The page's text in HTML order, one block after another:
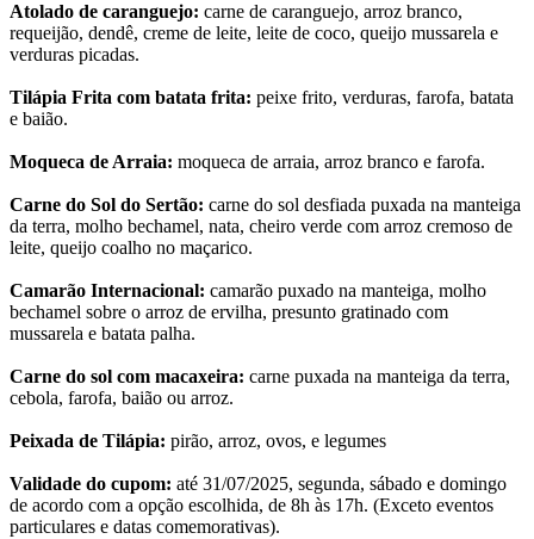
Atolado de caranguejo: carne de caranguejo, arroz branco,
requeijão, dendê, creme de leite, leite de coco, queijo mussarela e
verduras picadas.
Tilápia Frita com batata frita: peixe frito, verduras, farofa, batata
e baião.
Moqueca de Arraia: moqueca de arraia, arroz branco e farofa.
Carne do Sol do Sertão: carne do sol desfiada puxada na manteiga
da terra, molho bechamel, nata, cheiro verde com arroz cremoso de
leite, queijo coalho no maçarico.
Camarão Internacional: camarão puxado na manteiga, molho
bechamel sobre o arroz de ervilha, presunto gratinado com
mussarela e batata palha.
Carne do sol com macaxeira: carne puxada na manteiga da terra,
cebola, farofa, baião ou arroz.
Peixada de Tilápia: pirão, arroz, ovos, e legumes
Validade do cupom: até 31/07/2025, segunda, sábado e domingo
de acordo com a opção escolhida, de 8h às 17h. (Exceto eventos
particulares e datas comemorativas).